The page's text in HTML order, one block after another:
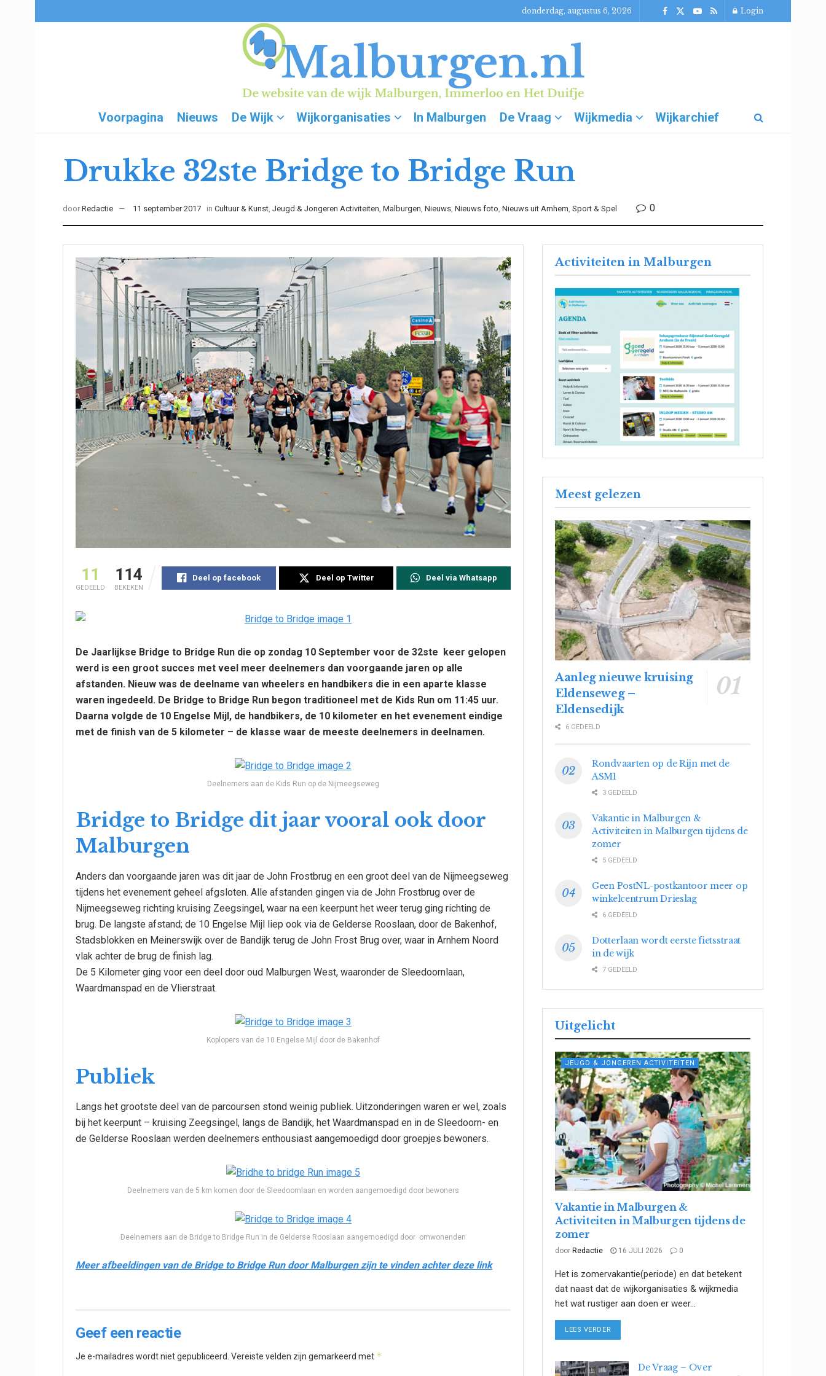
donderdag, augustus 6, 2026 Login
Voorpagina Nieuws De Wijk Wijkorganisaties In Malburgen De Vraag Wijkmedia Wijkarchief
Drukke 32ste Bridge to Bridge Run
door Redactie 11 september 2017 in Cultuur & Kunst, Jeugd & Jongeren Activiteiten, Malburgen, Nieuws, Nieuws foto, Nieuws uit Arnhem, Sport & Spel 0
11
GEDEELD
114
BEKEKEN
Deel op facebook Deel op Twitter Deel via Whatsapp
De Jaarlijkse Bridge to Bridge Run die op zondag 10 September voor de 32ste keer gelopen
werd is een groot succes met veel meer deelnemers dan voorgaande jaren op alle
afstanden. Nieuw was de deelname van wheelers en handbikers die in een aparte klasse
waren ingedeeld. De Bridge to Bridge Run begon traditioneel met de Kids Run om 11:45 uur.
Daarna volgde de 10 Engelse Mijl, de handbikers, de 10 kilometer en het evenement eindige
met de finish van de 5 kilometer – de klasse waar de meeste deelnemers in deelnamen.
Deelnemers aan de Kids Run op de Nijmeegseweg
Bridge to Bridge dit jaar vooral ook door
Malburgen
Anders dan voorgaande jaren was dit jaar de John Frostbrug en een groot deel van de Nijmeegseweg
tijdens het evenement geheel afgsloten. Alle afstanden gingen via de John Frostbrug over de
Nijmeegseweg richting kruising Zeegsingel, waar na een keerpunt het weer terug ging richting de
brug. De langste afstand; de 10 Engelse Mijl liep ook via de Gelderse Rooslaan, door de Bakenhof,
Stadsblokken en Meinerswijk over de Bandijk terug de John Frost Brug over, waar in Arnhem Noord
vlak achter de brug de finish lag.
De 5 Kilometer ging voor een deel door oud Malburgen West, waaronder de Sleedoornlaan,
Waardmanspad en de Vlierstraat.
Koplopers van de 10 Engelse Mijl door de Bakenhof
Publiek
Langs het grootste deel van de parcoursen stond weinig publiek. Uitzonderingen waren er wel, zoals
bij het keerpunt – kruising Zeegsingel, langs de Bandijk, het Waardmanspad en in de Sleedoorn- en
de Gelderse Rooslaan werden deelnemers enthousiast aangemoedigd door groepjes bewoners.
Deelnemers van de 5 km komen door de Sleedoornlaan en worden aangemoedigd door bewoners
Deelnemers aan de Bridge to Bridge Run in de Gelderse Rooslaan aangemoedigd door omwonenden
Meer afbeeldingen van de Bridge to Bridge Run door Malburgen zijn te vinden achter deze link
Geef een reactie
Je e-mailadres wordt niet gepubliceerd. Vereiste velden zijn gemarkeerd met *
Activiteiten in Malburgen
Meest gelezen
Aanleg nieuwe kruising
Eldenseweg –
Eldensedijk
6 GEDEELD
Rondvaarten op de Rijn met de
ASM1
3 GEDEELD
Vakantie in Malburgen &
Activiteiten in Malburgen tijdens de
zomer
5 GEDEELD
Geen PostNL-postkantoor meer op
winkelcentrum Drieslag
6 GEDEELD
Dotterlaan wordt eerste fietsstraat
in de wijk
7 GEDEELD
Uitgelicht
JEUGD & JONGEREN ACTIVITEITEN
Vakantie in Malburgen &
Activiteiten in Malburgen tijdens de
zomer
door Redactie 16 JULI 2026 0
Het is zomervakantie(periode) en dat betekent
dat naast dat de wijkorganisaties & wijkmedia
het wat rustiger aan doen er weer...
LEES VERDER
De Vraag – Over